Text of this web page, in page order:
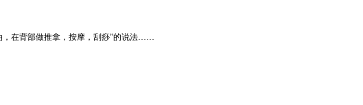
，在背部做推拿，按摩，刮痧”的说法……